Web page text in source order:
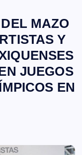
MAZO
Y
JUEGOS
EN